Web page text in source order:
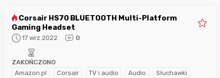
Gaming Headset
17 wrz 2022 0
Amazon.pl Corsair TV i audio Audio Słuchawki
ZAKOŃCZONO